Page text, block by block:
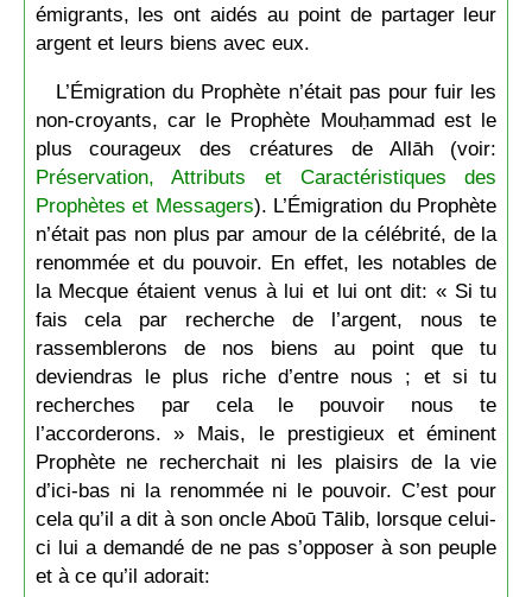
émigrants, les ont aidés au point de partager leur
argent et leurs biens avec eux.
L’Émigration du Prophète n’était pas pour fuir les
non-croyants, car le Prophète Mouḥammad est le
plus courageux des créatures de Allāh (voir:
Préservation, Attributs et Caractéristiques des
Prophètes et Messagers). L’Émigration du Prophète
n’était pas non plus par amour de la célébrité, de la
renommée et du pouvoir. En effet, les notables de
la Mecque étaient venus à lui et lui ont dit: « Si tu
fais cela par recherche de l’argent, nous te
rassemblerons de nos biens au point que tu
deviendras le plus riche d’entre nous ; et si tu
recherches par cela le pouvoir nous te
l’accorderons. » Mais, le prestigieux et éminent
Prophète ne recherchait ni les plaisirs de la vie
d’ici-bas ni la renommée ni le pouvoir. C’est pour
cela qu’il a dit à son oncle Aboū Tālib, lorsque celui-
ci lui a demandé de ne pas s’opposer à son peuple
et à ce qu’il adorait: